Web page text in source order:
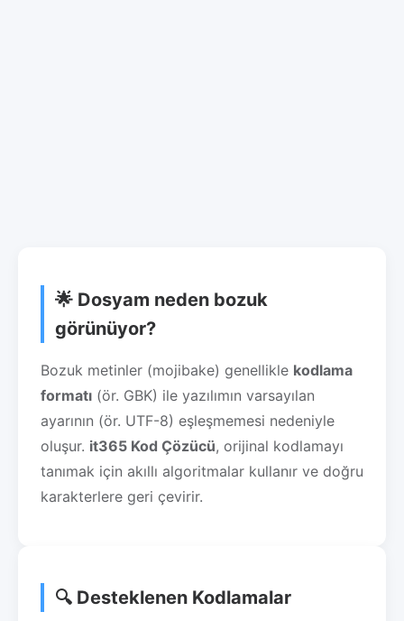
🌟 Dosyam neden bozuk
görünüyor?
Bozuk metinler (mojibake) genellikle kodlama
formatı (ör. GBK) ile yazılımın varsayılan
ayarının (ör. UTF-8) eşleşmemesi nedeniyle
oluşur. it365 Kod Çözücü, orijinal kodlamayı
tanımak için akıllı algoritmalar kullanır ve doğru
karakterlere geri çevirir.
🔍 Desteklenen Kodlamalar